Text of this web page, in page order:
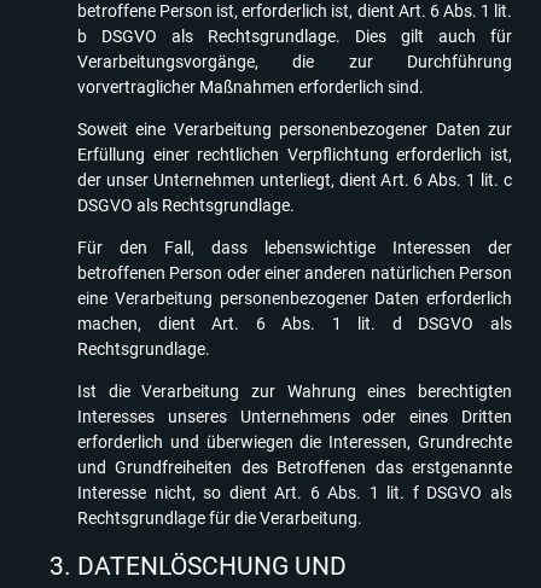
betroffene Person ist, erforderlich ist, dient Art. 6 Abs. 1 lit.
b DSGVO als Rechtsgrundlage. Dies gilt auch für
Verarbeitungsvorgänge, die zur Durchführung
vorvertraglicher Maßnahmen erforderlich sind.
Soweit eine Verarbeitung personenbezogener Daten zur
Erfüllung einer rechtlichen Verpflichtung erforderlich ist,
der unser Unternehmen unterliegt, dient Art. 6 Abs. 1 lit. c
DSGVO als Rechtsgrundlage.
Für den Fall, dass lebenswichtige Interessen der
betroffenen Person oder einer anderen natürlichen Person
eine Verarbeitung personenbezogener Daten erforderlich
machen, dient Art. 6 Abs. 1 lit. d DSGVO als
Rechtsgrundlage.
Ist die Verarbeitung zur Wahrung eines berechtigten
Interesses unseres Unternehmens oder eines Dritten
erforderlich und überwiegen die Interessen, Grundrechte
und Grundfreiheiten des Betroffenen das erstgenannte
Interesse nicht, so dient Art. 6 Abs. 1 lit. f DSGVO als
Rechtsgrundlage für die Verarbeitung.
DATENLÖSCHUNG UND